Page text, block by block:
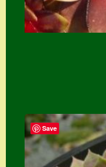
Save